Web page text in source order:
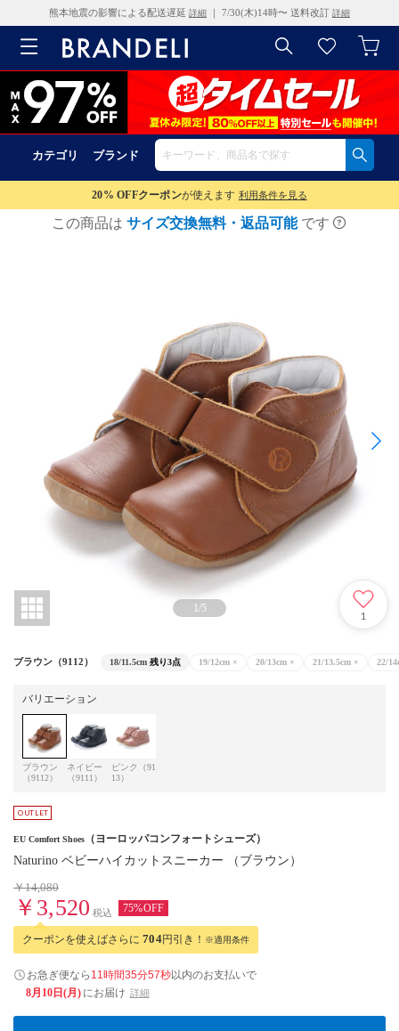
熊本地震の影響による配送遅延 詳細 ｜ 7/30(木)14時〜 送料改訂 詳細
カテゴリ ブランド
20% OFFクーポンが使えます 利用条件を見る
この商品は サイズ交換無料・返品可能 です
1/5
1
ブラウン（9112） 18/11.5cm 残り3点 19/12cm × 20/13cm × 21/13.5cm × 22/
バリエーション
ブラウン
（9112）
ネイビー
（9111）
ピンク（91
13）
EU Comfort Shoes （ヨーロッパコンフォートシューズ）
Naturino ベビーハイカットスニーカー （ブラウン）
￥14,080
￥3,520 税込 75%OFF
クーポンを使えばさらに 704円引き！ ※適用条件
お急ぎ便なら 11時間35分56秒以内のお支払いで
8月10日(月) にお届け 詳細